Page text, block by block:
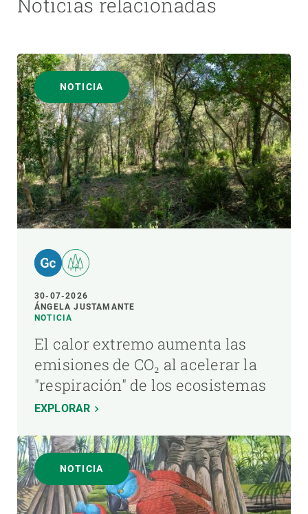
NOTICIA
30-07-2026
ÁNGELA JUSTAMANTE
NOTICIA
El calor extremo aumenta las
emisiones de CO₂ al acelerar la
"respiración" de los ecosistemas
EXPLORAR
NOTICIA